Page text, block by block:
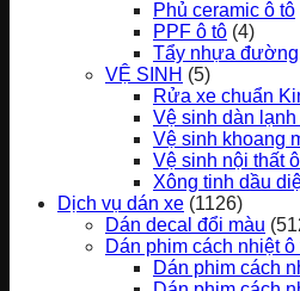
Phủ ceramic ô tô
PPF ô tô (4)
Tẩy nhựa
VỆ SINH (5)
Rửa xe chuẩn
Vệ sinh dàn lạnh
Vệ sinh khoang
Vệ sinh nội thất
Xông tinh dầu
Dịch vụ dán xe (1126)
Dán decal đổi màu
Dán phim cách nhiệt ô
Dán phim cách